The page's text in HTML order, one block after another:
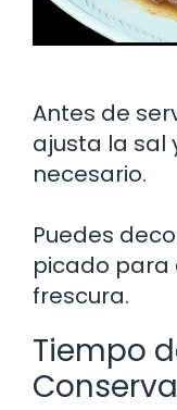
Antes de
ajusta la sal
necesario.
Puedes
picado para
frescura.
Tiempo